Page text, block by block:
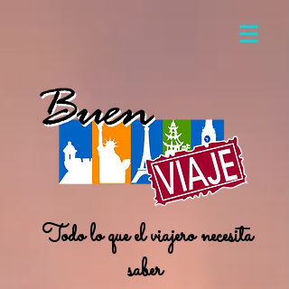
Todo lo que el viajero necesita
saber